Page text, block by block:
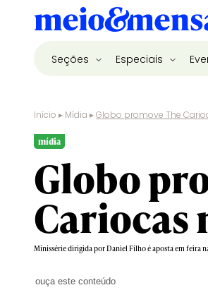
Seções Especiais
Início ▸ Mídia ▸Globo promove The
mídia
Globo
Cariocas
Minissérie dirigida por Daniel Filho é aposta em feira
ouça este conteúdo